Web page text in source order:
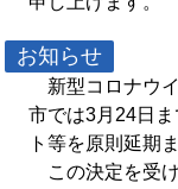
お知らせ
新型コロナウ
市では3月24日
ト等を原則延期
この決定を受